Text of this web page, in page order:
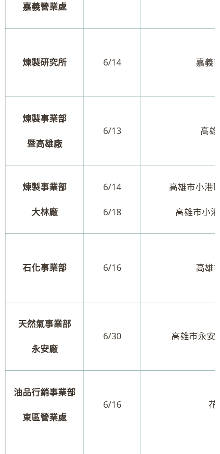
嘉義營業處
煉製研究所 6/14 嘉義
煉製事業部
暨高雄廠
6/13 高
煉製事業部
大林廠
6/14
6/18
高雄市小港
高雄市小
石化事業部 6/16 高雄
天然氣事業部
永安廠
6/30 高雄市永安
油品行銷事業部
東區營業處
6/16 花